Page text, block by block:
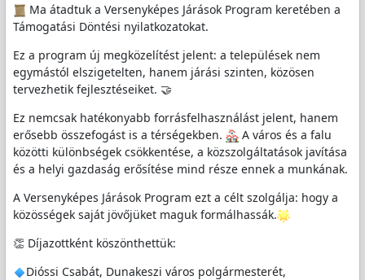
Ma átadtuk a Versenyképes Járások Program keretében a
Támogatási Döntési nyilatkozatokat.
Ez a program új megközelítést jelent: a települések nem
egymástól elszigetelten, hanem járási szinten, közösen
tervezhetik fejlesztéseiket. 🤝
Ez nemcsak hatékonyabb forrásfelhasználást jelent, hanem
erősebb összefogást is a térségekben.
️ A város és a falu
közötti különbségek csökkentése, a közszolgáltatások javítása
és a helyi gazdaság erősítése mind része ennek a munkának.
A Versenyképes Járások Program ezt a célt szolgálja: hogy a
közösségek saját jövőjüket maguk formálhassák.
👏 Díjazottként köszönthettük:
Dióssi Csabát, Dunakeszi város polgármesterét,